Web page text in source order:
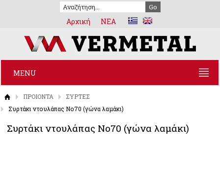
Αρχική NEA
MENU
ΠΡΟΙΟΝΤΑ
ΣΥΡΤΕΣ
Συρτάκι ντουλάπας Νο70 (γώνα λαμάκι)
Συρτάκι ντουλάπας Νο70 (γώνα λαμάκι)